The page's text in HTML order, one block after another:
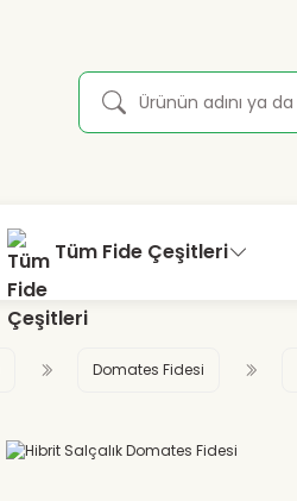
Tüm Fide Çeşitleri
Domates Fidesi